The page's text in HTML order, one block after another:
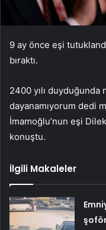
9 ay önce eşi
bıraktı.
2400 yılı duyduğunda
dayanamıyorum dedi
İmamoğlu’nun eşi
konuştu.
İlgili Makaleler